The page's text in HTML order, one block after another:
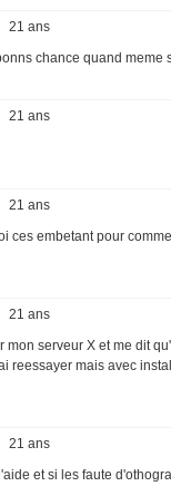
21 ans
chance quand meme
21 ans
21 ans
ces embetant pour
21 ans
serveur X et me dit
reessayer mais avec
21 ans
et si les faute